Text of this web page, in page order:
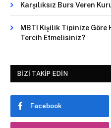
Karşılıksız Burs Veren
MBTI Kişilik Tipinize Göre
Tercih Etmelisiniz?
BIZI TAKIP EDIN
Facebook